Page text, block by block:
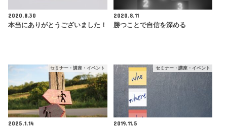
2020.8.30
本当にありがとうございました！
2020.8.11
勝つことで自信を深める
セミナー・講座・イベント
2025.1.14
セミナー・講座・イベント
2019.11.5